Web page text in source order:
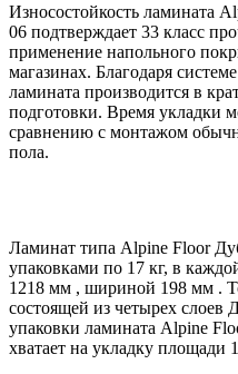
Износостойкость ламината
06 подтверждает 33 класс
применение напольного
магазинах. Благодаря
ламината производится в
подготовки. Время укладки
сравнению с монтажом
пола.
Ламинат типа Alpine Floor
упаковками по 17 кг, в
1218 мм , шириной 198 мм .
состоящей из четырех
упаковки ламината Alpine
хватает на укладку площади